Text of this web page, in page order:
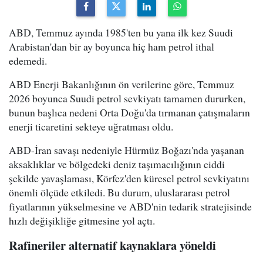
ABD, Temmuz ayında 1985'ten bu yana ilk kez Suudi
Arabistan'dan bir ay boyunca hiç ham petrol ithal
edemedi.
ABD Enerji Bakanlığının ön verilerine göre, Temmuz
2026 boyunca Suudi petrol sevkiyatı tamamen dururken,
bunun başlıca nedeni Orta Doğu'da tırmanan çatışmaların
enerji ticaretini sekteye uğratması oldu.
ABD-İran savaşı nedeniyle Hürmüz Boğazı'nda yaşanan
aksaklıklar ve bölgedeki deniz taşımacılığının ciddi
şekilde yavaşlaması, Körfez'den küresel petrol sevkiyatını
önemli ölçüde etkiledi. Bu durum, uluslararası petrol
fiyatlarının yükselmesine ve ABD'nin tedarik stratejisinde
hızlı değişikliğe gitmesine yol açtı.
Rafineriler alternatif kaynaklara yöneldi